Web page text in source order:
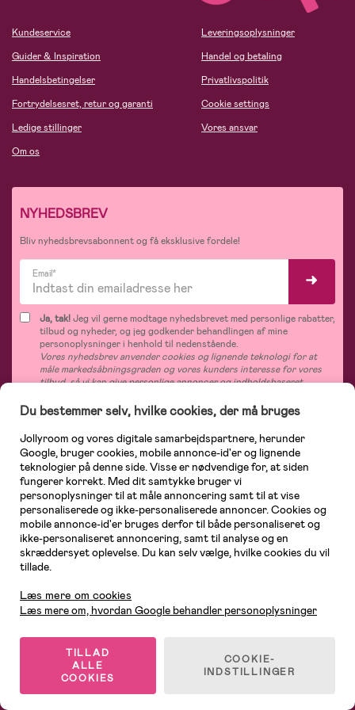
Kundeservice
Guider & Inspiration
Handelsbetingelser
Fortrydelsesret, retur og garanti
Ledige stillinger
Om os
Leveringsoplysninger
Handel og betaling
Privatlivspolitik
Cookie settings
Vores ansvar
NYHEDSBREV
Bliv nyhedsbrevsabonnent og få eksklusive fordele!
Email*
Ja, tak!Jeg vil gerne modtage nyhedsbrevet med personlige rabatter,
tilbud og nyheder, og jeg godkender behandlingen af mine
personoplysninger i henhold til nedenstående.
Vores nyhedsbrev anvender cookies og lignende teknologi for at
måle markedsåbningsgraden og vores kunders interesse for vores
tilbud, så vi kan give personlige annoncer og indholdsbaseret
bruger og beskytter dine personoplysninger og cookies i vores
Cookiepolicy
. Du kan når som helst tage din
godkendelse af behandlingen af dine personoplysninger og cookies
tilbage ved at afmelde nyhedsbrevet.
Hos Jollyroom.dk finder du et stort udvalg af produkter til børnefamilien.
Her handler du hurtigt, let og altid til lave priser. Med 365 dages returret på
ubrudt emballage, og vores kompetente medarbejdere på kundeservice, kan
du føle dig helt tryg, når du handler hos os. I vores udvalg finder du
barnevogne, autostole, børne- og babytøj, produkter til gravide og ammende
tilbyder produkter fra velkendte varemærker som Britax, Maxi-Cosi, Baby
Jogger, BabyBjörn, Didriksons, KidKraft, Ergobaby, Phillips Avent, Neonate,
Cybex, LEGO og mange flere. Kort sagt - et kæmpe sortiment venter på dig!
Du bestemmer selv, hvilke cookies, der må bruges
Jollyroom og vores digitale samarbejdspartnere, herunder
Google, bruger cookies, mobile annonce-id'er og lignende
teknologier på denne side. Visse er nødvendige for, at siden
fungerer korrekt. Med dit samtykke bruger vi
personoplysninger til at måle annoncering samt til at vise
personaliserede og ikke-personaliserede annoncer. Cookies og
mobile annonce-id'er bruges derfor til både personaliseret og
ikke-personaliseret annoncering, samt til analyse og en
skræddersyet oplevelse. Du kan selv vælge, hvilke cookies du vil
tillade.
Læs mere om cookies
Læs mere om, hvordan Google behandler personoplysninger
TILLAD
ALLE
COOKIES
COOKIE-
INDSTILLINGER